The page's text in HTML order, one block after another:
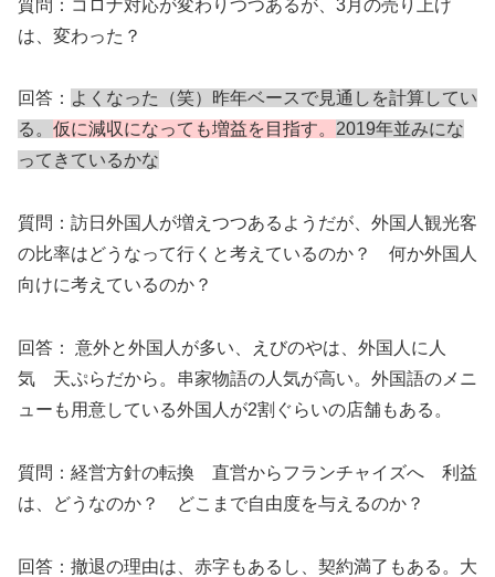
質問： コロナ対応が変わりつつあるが、3月の売り上げ
は、変わった？
回答： よくなった（笑）昨年ベースで見通しを計算してい
る。 仮に減収になっても増益を目指す。 2019年並みにな
ってきているかな
質問： 訪日外国人が増えつつあるようだが、外国人観光客
の比率はどうなって行くと考えているのか？ 何か外国人
向けに考えているのか？
回答：
意外と外国人が多い、えびのやは、外国人に人
気 天ぷらだから。串家物語の人気が高い。外国語のメニ
ューも用意している外国人が2割ぐらいの店舗もある。
質問： 経営方針の転換 直営からフランチャイズへ 利益
は、どうなのか？ どこまで自由度を与えるのか？
回答：撤退の理由は、赤字もあるし、契約満了もある。大